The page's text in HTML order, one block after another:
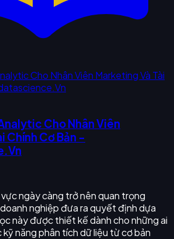
Cho Nhân Viên
Chính Cơ Bản -
ngày càng trở nên quan trọng
nghiệp đưa ra quyết định dựa
này được thiết kế dành cho những ai
kỹ năng phân tích dữ liệu từ cơ bản